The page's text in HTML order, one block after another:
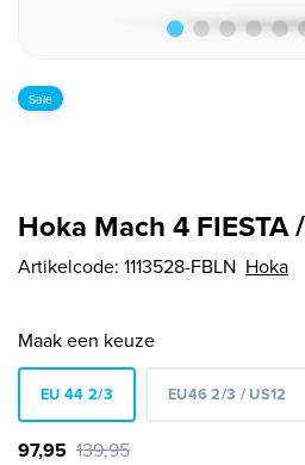
Sale
Hoka Mach 4 FIESTA
Artikelcode: 1113528-FBLN Hoka
Maak een keuze
EU 44 2/3 EU46 2/3 / US12
97,95 139,95